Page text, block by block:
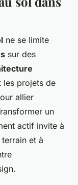
ne se limite
sur des
les projets de
allier
un
actif invite à
et à